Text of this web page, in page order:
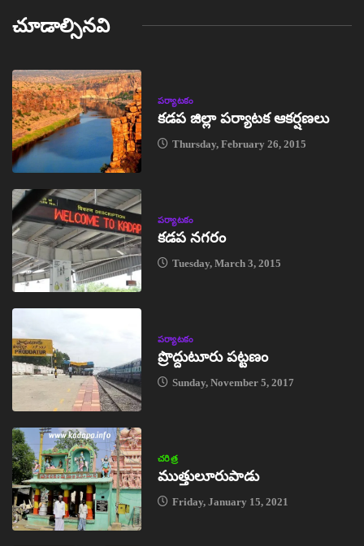
చూడాల్సినవి
పర్యాటకం
కడప జిల్లా పర్యాటక ఆకర్షణలు
Thursday, February 26, 2015
పర్యాటకం
కడప నగరం
Tuesday, March 3, 2015
పర్యాటకం
ప్రొద్దుటూరు పట్టణం
Sunday, November 5, 2017
చరిత్ర
ముత్తులూరుపాడు
Friday, January 15, 2021